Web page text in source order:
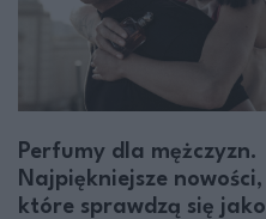
Perfumy dla mężczyzn.
Najpiękniejsze nowości,
które sprawdzą się jako